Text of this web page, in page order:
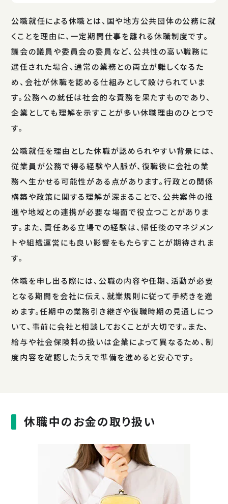
公職就任による休職とは、国や地方公共団体の公務に就
くことを理由に、一定期間仕事を離れる休職制度です。
議会の議員や委員会の委員など、公共性の高い職務に
選任された場合、通常の業務との両立が難しくなるた
め、会社が休職を認める仕組みとして設けられていま
す。公務への就任は社会的な責務を果たすものであり、
企業としても理解を示すことが多い休職理由のひとつで
す。
公職就任を理由とした休職が認められやすい背景には、
従業員が公務で得る経験や人脈が、復職後に会社の業
務へ生かせる可能性がある点があります。行政との関係
構築や政策に関する理解が深まることで、公共案件の推
進や地域との連携が必要な場面で役立つことがありま
す。また、責任ある立場での経験は、帰任後のマネジメン
トや組織運営にも良い影響をもたらすことが期待されま
す。
休職を申し出る際には、公職の内容や任期、活動が必要
となる期間を会社に伝え、就業規則に従って手続きを進
めます。任期中の業務引き継ぎや復職時期の見通しにつ
いて、事前に会社と相談しておくことが大切です。また、
給与や社会保険料の扱いは企業によって異なるため、制
度内容を確認したうえで準備を進めると安心です。
休職中のお金の取り扱い